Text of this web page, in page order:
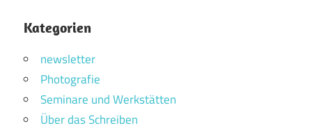
Kategorien
newsletter
Photografie
Seminare und Werkstätten
Über das Schreiben